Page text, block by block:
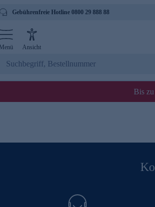
Gebührenfreie Hotline 0800 29 888 88
Menü Ansicht
Bis